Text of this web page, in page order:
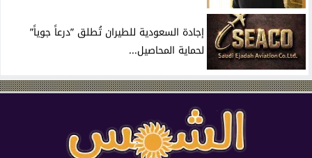
إجادة السعودية للطيران تُطلق ”درعاً جوياً”
لحماية المحاصيل...